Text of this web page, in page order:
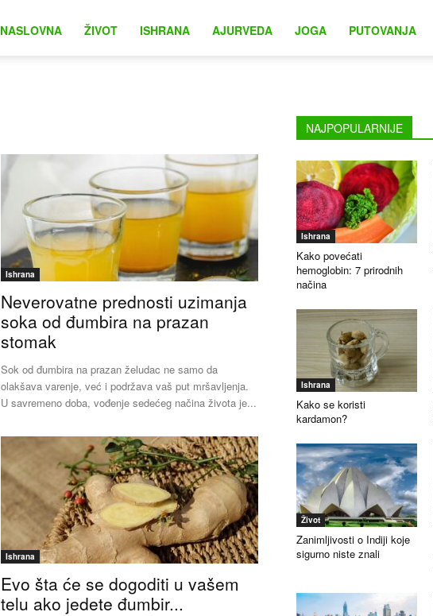
NASLOVNA ŽIVOT ISHRANA AJURVEDA JOGA PUTOVANJA
Ishrana
Neverovatne prednosti uzimanja
soka od đumbira na prazan
stomak
Sok od đumbira na prazan želudac ne samo da
olakšava varenje, već i podržava vaš put mršavljenja.
U savremeno doba, vođenje sedećeg načina života je...
Ishrana
Evo šta će se dogoditi u vašem
telu ako jedete đumbir...
NAJPOPULARNIJE
Ishrana
Kako povećati
hemoglobin: 7 prirodnih
načina
Ishrana
Kako se koristi
kardamon?
Život
Zanimljivosti o Indiji koje
sigurno niste znali